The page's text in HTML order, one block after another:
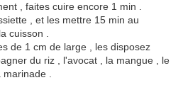
, faites cuire encore 1 min .
, et les mettre 15 min au
cuisson .
de 1 cm de large , les disposez
du riz , l'avocat , la mangue , le
.